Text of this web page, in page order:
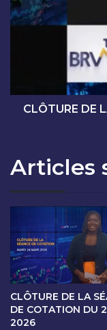
N
C
O
N
D
U
2
M
A
I
2
0
2
Ô
T
E
A
C
E
C
O
T
A
T
I
CLÔTURE DE
Articles
CLÔTURE DE LA
DE COTATION DU
2026